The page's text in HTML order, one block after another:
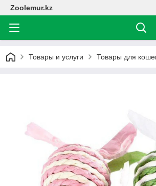
Zoolemur.kz
Товары и услуги Товары для